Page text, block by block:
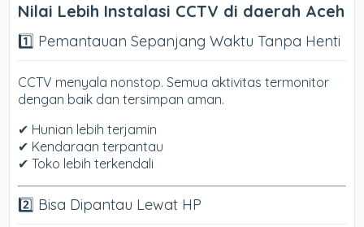
Nilai Lebih Instalasi CCTV di daerah Aceh
1️⃣ Pemantauan Sepanjang Waktu Tanpa Henti
CCTV menyala nonstop. Semua aktivitas termonitor
dengan baik dan tersimpan aman.
✔ Hunian lebih terjamin
✔ Kendaraan terpantau
✔ Toko lebih terkendali
2️⃣ Bisa Dipantau Lewat HP